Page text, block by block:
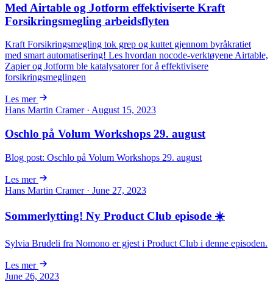
Med Airtable og Jotform effektiviserte Kraft
Forsikringsmegling arbeidsflyten
Kraft Forsikringsmegling tok grep og kuttet gjennom byråkratiet
med smart automatisering! Les hvordan nocode-verktøyene Airtable,
Zapier og Jotform ble katalysatorer for å effektivisere
forsikringsmeglingen
Les mer
Hans Martin Cramer · August 15, 2023
Oschlo på Volum Workshops 29. august
Blog post: Oschlo på Volum Workshops 29. august
Les mer
Hans Martin Cramer · June 27, 2023
Sommerlytting! Ny Product Club episode ☀️
Sylvia Brudeli fra Nomono er gjest i Product Club i denne episoden.
Les mer
June 26, 2023